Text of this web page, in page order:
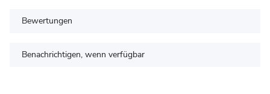
Bewertungen
Benachrichtigen, wenn verfügbar